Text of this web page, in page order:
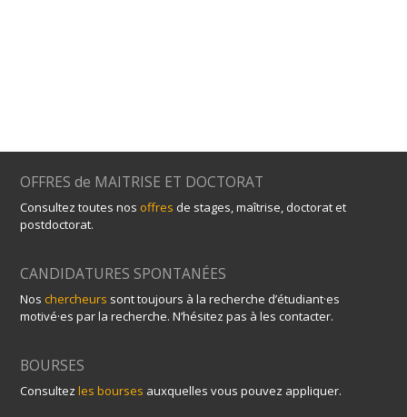
OFFRES de MAITRISE ET DOCTORAT
Consultez toutes nos offres de stages, maîtrise, doctorat et
postdoctorat.
CANDIDATURES SPONTANÉES
Noschercheurs sont toujours à la recherche d’étudiant·es
motivé·es par la recherche. N’hésitez pas à les contacter.
BOURSES
Consultezles bourses auxquelles vous pouvez appliquer.